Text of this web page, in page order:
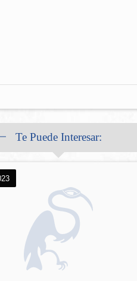
Te Puede Interesar: